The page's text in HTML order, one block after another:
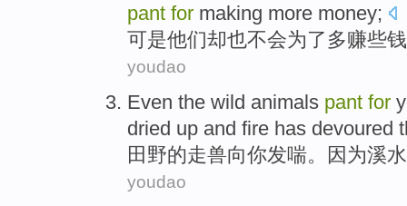
pant for making more money;
可是他们却也不会为了 多赚些钱
youdao
Even the wild animals pant for
dried up and fire has devoured
田野的走兽向你发喘。因为溪水
youdao